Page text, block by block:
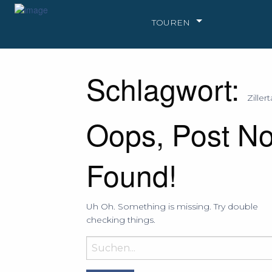
TOUREN
Schlagwort:
Oops, Post
Found!
Uh Oh. Something is missing. Try double
checking things.
Suchbegriff
eingeben: